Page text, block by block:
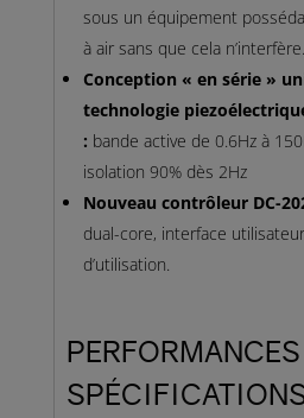
sous un équipement
à air sans que cela n’interfère.
Conception « en série »
technologie
: bande active de 0.6Hz à
isolation 90% dès 2Hz
Nouveau contrôleur DC-
dual-core, interface
d’utilisation.